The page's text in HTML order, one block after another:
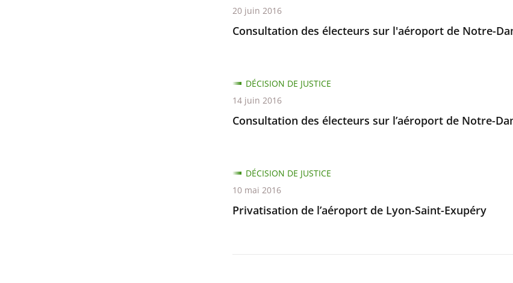
Consultation des électeurs sur l'aéroport de Notre-
20 juin 2016
Consultation des électeurs sur l’aéroport de Notre-
DÉCISION DE JUSTICE
14 juin 2016
Privatisation de l’aéroport de Lyon-Saint-Exupéry
DÉCISION DE JUSTICE
10 mai 2016